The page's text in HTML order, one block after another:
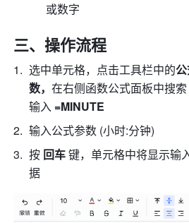
或数字
三、操作流程
选中单元格，点击工具栏中的
数，在右侧函数公式面板中搜索
输入 =MINUTE
输入公式参数 (小时:分钟)
按 回车 键，单元格中将显示输
据